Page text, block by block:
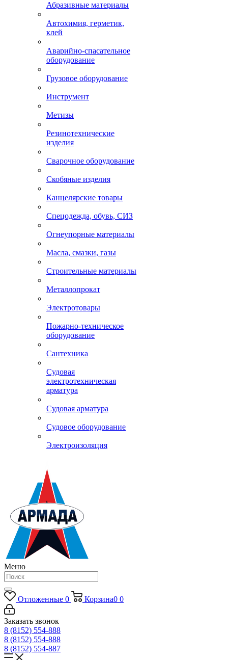
Абразивные материалы
Автохимия, герметик,
клей
Аварийно-спасательное
оборудование
Грузовое оборудование
Инструмент
Метизы
Резинотехнические
изделия
Сварочное оборудование
Скобяные изделия
Канцелярские товары
Спецодежда, обувь, СИЗ
Огнеупорные материалы
Масла, смазки, газы
Строительные материалы
Металлопрокат
Электротовары
Пожарно-техническое
оборудование
Сантехника
Судовая
электротехническая
арматура
Судовая арматура
Судовое оборудование
Электроизоляция
Меню
Отложенные 0 Корзина0 0
Заказать звонок
8 (8152) 554-888
8 (8152) 554-888
8 (8152) 554-887